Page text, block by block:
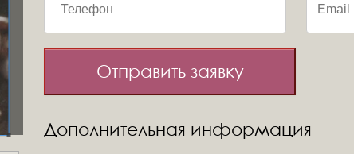
Отправить заявку
Дополнительная информация